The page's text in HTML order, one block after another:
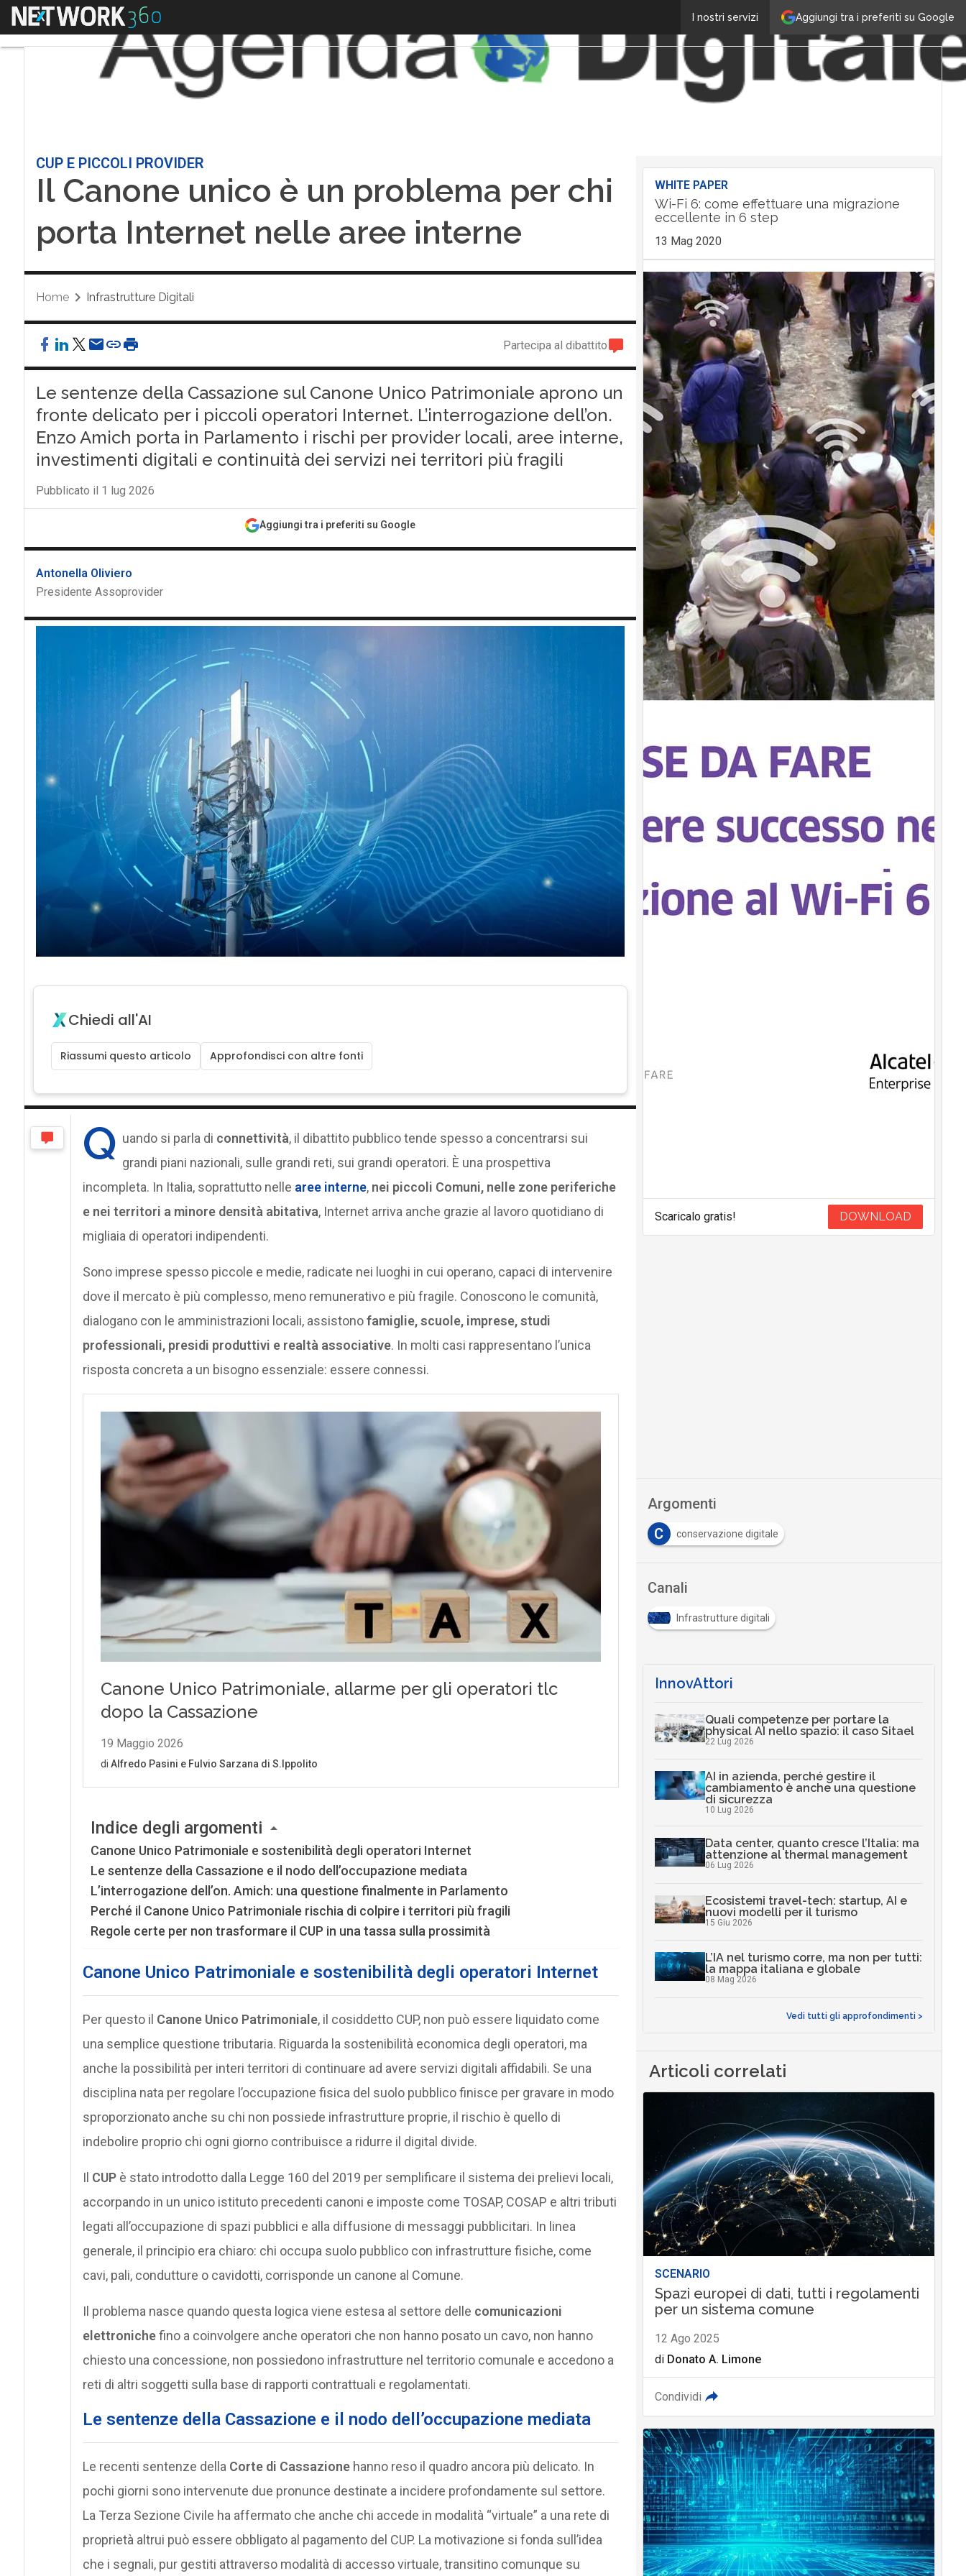
Aggiungi tra i preferiti su Google
I nostri servizi
Menu
CUP E PICCOLI PROVIDER
Il Canone unico è un problema per chi
porta Internet nelle aree interne
Home Infrastrutture Digitali
Partecipa al dibattito
Le sentenze della Cassazione sul Canone Unico Patrimoniale aprono un
fronte delicato per i piccoli operatori Internet. L’interrogazione dell’on.
Enzo Amich porta in Parlamento i rischi per provider locali, aree interne,
investimenti digitali e continuità dei servizi nei territori più fragili
Pubblicato il 1 lug 2026
Aggiungi tra i preferiti su Google
Antonella Oliviero
Presidente Assoprovider
Chiedi all'AI
Riassumi questo articolo Approfondisci con altre fonti
Q uando si parla di connettività, il dibattito pubblico tende spesso a concentrarsi sui
grandi piani nazionali, sulle grandi reti, sui grandi operatori. È una prospettiva
incompleta. In Italia, soprattutto nelle aree interne, nei piccoli Comuni, nelle zone periferiche
e nei territori a minore densità abitativa, Internet arriva anche grazie al lavoro quotidiano di
migliaia di operatori indipendenti.
Sono imprese spesso piccole e medie, radicate nei luoghi in cui operano, capaci di intervenire
dove il mercato è più complesso, meno remunerativo e più fragile. Conoscono le comunità,
dialogano con le amministrazioni locali, assistonofamiglie, scuole, imprese, studi
professionali, presidi produttivi e realtà associative. In molti casi rappresentano l’unica
risposta concreta a un bisogno essenziale: essere connessi.
Indice degli argomenti
Canone Unico Patrimoniale e sostenibilità degli operatori Internet
Le sentenze della Cassazione e il nodo dell’occupazione mediata
L’interrogazione dell’on. Amich: una questione finalmente in Parlamento
Perché il Canone Unico Patrimoniale rischia di colpire i territori più fragili
Regole certe per non trasformare il CUP in una tassa sulla prossimità
Canone Unico Patrimoniale e sostenibilità degli operatori Internet
Per questo il Canone Unico Patrimoniale, il cosiddetto CUP, non può essere liquidato come
una semplice questione tributaria. Riguarda la sostenibilità economica degli operatori, ma
anche la possibilità per interi territori di continuare ad avere servizi digitali affidabili. Se una
disciplina nata per regolare l’occupazione fisica del suolo pubblico finisce per gravare in modo
sproporzionato anche su chi non possiede infrastrutture proprie, il rischio è quello di
indebolire proprio chi ogni giorno contribuisce a ridurre il digital divide.
Il CUPè stato introdotto dalla Legge 160 del 2019 per semplificare il sistema dei prelievi locali,
accorpando in un unico istituto precedenti canoni e imposte come TOSAP, COSAP e altri tributi
legati all’occupazione di spazi pubblici e alla diffusione di messaggi pubblicitari. In linea
generale, il principio era chiaro: chi occupa suolo pubblico con infrastrutture fisiche, come
cavi, pali, condutture o cavidotti, corrisponde un canone al Comune.
Il problema nasce quando questa logica viene estesa al settore delle comunicazioni
elettronichefino a coinvolgere anche operatori che non hanno posato un cavo, non hanno
chiesto una concessione, non possiedono infrastrutture nel territorio comunale e accedono a
reti di altri soggetti sulla base di rapporti contrattuali e regolamentati.
Le sentenze della Cassazione e il nodo dell’occupazione mediata
Le recenti sentenze della Corte di Cassazionehanno reso il quadro ancora più delicato. In
pochi giorni sono intervenute due pronunce destinate a incidere profondamente sul settore.
La Terza Sezione Civile ha affermato che anche chi accede in modalità “virtuale” a una rete di
proprietà altrui può essere obbligato al pagamento del CUP. La motivazione si fonda sull’idea
che i segnali, pur gestiti attraverso modalità di accesso virtuale, transitino comunque su
WHITE PAPER
Wi-Fi 6: come effettuare una migrazione
eccellente in 6 step
13 Mag 2020
Scaricalo gratis! DOWNLOAD
Argomenti
C
conservazione digitale
Canali
Infrastrutture digitali
InnovAttori
Quali competenze per portare la
physical AI nello spazio: il caso Sitael
22 Lug 2026
AI in azienda, perché gestire il
cambiamento è anche una questione
di sicurezza
10 Lug 2026
Data center, quanto cresce l’Italia: ma
attenzione al thermal management
06 Lug 2026
Ecosistemi travel-tech: startup, AI e
nuovi modelli per il turismo
15 Giu 2026
L’IA nel turismo corre, ma non per tutti:
la mappa italiana e globale
08 Mag 2026
Vedi tutti gli approfondimenti >
Articoli correlati
SCENARIO
Spazi europei di dati, tutti i regolamenti
per un sistema comune
12 Ago 2025
di Donato A. Limone
Condividi